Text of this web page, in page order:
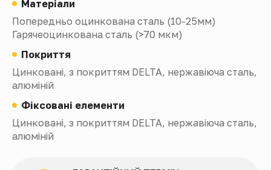
Матеріали
Попередньо оцинкована сталь (10-25мм)
Гарячеоцинкована сталь (>70 мкм)
Покриття
Цинковані, з покриттям DELTA, нержавіюча сталь,
алюміній
Фіксовані елементи
Цинковані, з покриттям DELTA, нержавіюча сталь,
алюміній